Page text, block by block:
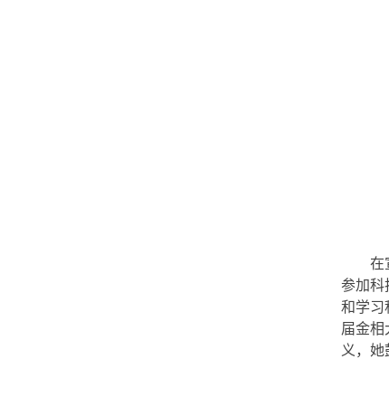
在
参加科
和学习
届金相
义，她